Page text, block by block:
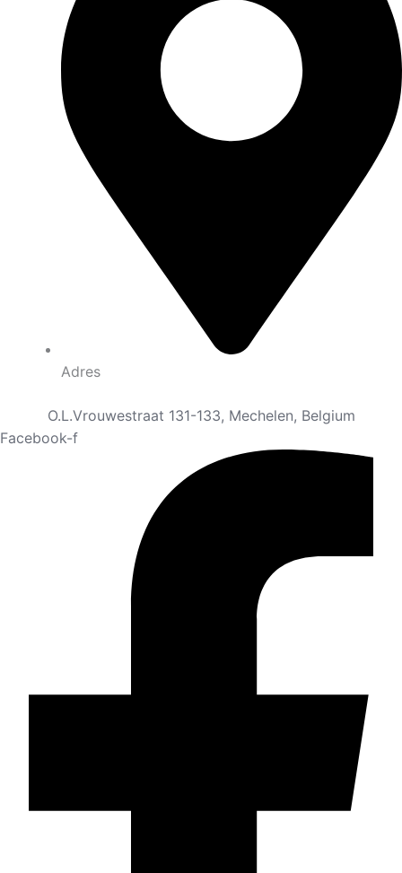
Adres
O.L.Vrouwestraat 131-133, Mechelen, Belgium
Facebook-f